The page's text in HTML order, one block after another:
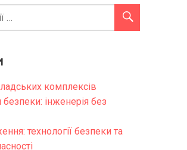
комплексів
інженерія без
технології безпеки та